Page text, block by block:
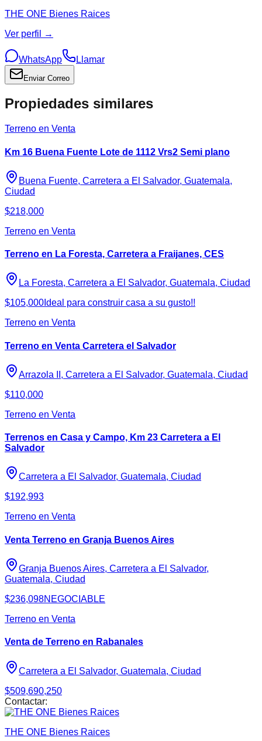
THE ONE Bienes Raices
Ver perfil →
WhatsApp Llamar
Enviar Correo
Propiedades similares
Terreno en Venta
Km 16 Buena Fuente Lote de 1112 Vrs2 Semi plano
Buena Fuente, Carretera a El Salvador, Guatemala,
Ciudad
$218,000
Terreno en Venta
Terreno en La Foresta, Carretera a Fraijanes, CES
La Foresta, Carretera a El Salvador, Guatemala, Ciudad
$105,000 Ideal para construir casa a su gusto!!
Terreno en Venta
Terreno en Venta Carretera el Salvador
Arrazola II, Carretera a El Salvador, Guatemala, Ciudad
$110,000
Terreno en Venta
Terrenos en Casa y Campo, Km 23 Carretera a El
Salvador
Carretera a El Salvador, Guatemala, Ciudad
$192,993
Terreno en Venta
Venta Terreno en Granja Buenos Aires
Granja Buenos Aires, Carretera a El Salvador,
Guatemala, Ciudad
$236,098NEGOCIABLE
Terreno en Venta
Venta de Terreno en Rabanales
Carretera a El Salvador, Guatemala, Ciudad
$509,690,250
Contactar:
THE ONE Bienes Raices